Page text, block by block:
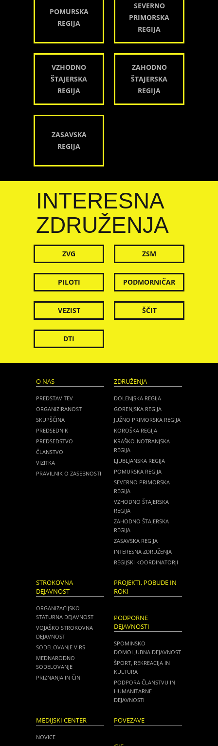
POMURSKA
REGIJA
SEVERNO
PRIMORSKA
REGIJA
VZHODNO
ŠTAJERSKA
REGIJA
ZAHODNO
ŠTAJERSKA
REGIJA
ZASAVSKA
REGIJA
INTERESNA
ZDRUŽENJA
ZVG ZSM
PILOTI PODMORNIČAR
VEZIST ŠČIT
DTI
O NAS
PREDSTAVITEV
ORGANIZIRANOST
SKUPŠČINA
PREDSEDNIK
PREDSEDSTVO
ČLANSTVO
VIZITKA
PRAVILNIK O ZASEBNOSTI
ZDRUŽENJA
DOLENJSKA REGIJA
GORENJSKA REGIJA
JUŽNO PRIMORSKA REGIJA
KOROŠKA REGIJA
KRAŠKO-NOTRANJSKA
REGIJA
LJUBLJANSKA REGIJA
POMURSKA REGIJA
SEVERNO PRIMORSKA
REGIJA
VZHODNO ŠTAJERSKA
REGIJA
ZAHODNO ŠTAJERSKA
REGIJA
ZASAVSKA REGIJA
INTERESNA ZDRUŽENJA
REGIJSKI KOORDINATORJI
STROKOVNA
DEJAVNOST
ORGANIZACIJSKO
STATURNA DEJAVNOST
VOJAŠKO STROKOVNA
DEJAVNOST
SODELOVANJE V RS
MEDNARODNO
SODELOVANJE
PRIZNANJA IN ČINI
PROJEKTI, POBUDE IN
ROKI
PODPORNE
DEJAVNOSTI
SPOMINSKO
DOMOLJUBNA DEJAVNOST
ŠPORT, REKREACIJA IN
KULTURA
PODPORA ČLANSTVU IN
HUMANITARNE
DEJAVNOSTI
MEDIJSKI CENTER
NOVICE
POVEZAVE